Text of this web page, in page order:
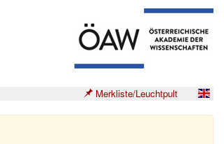
Merkliste/Leuchtpult